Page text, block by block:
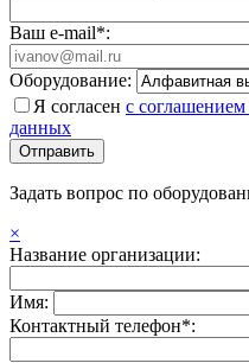
Ваш e-mail*:
Оборудование:
Я согласен с
данных
Задать вопрос по
×
Название организации:
Имя:
Контактный телефон*: